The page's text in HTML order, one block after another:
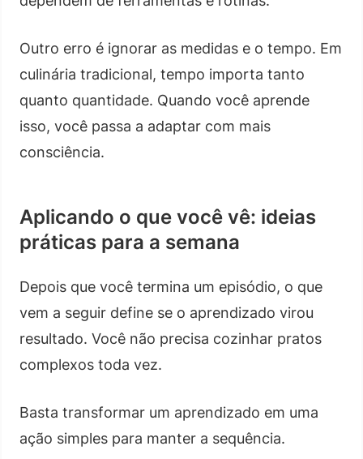
Outro erro é ignorar as medidas e o tempo. Em
culinária tradicional, tempo importa tanto
quanto quantidade. Quando você aprende
isso, você passa a adaptar com mais
consciência.
Aplicando o que você vê: ideias
práticas para a semana
Depois que você termina um episódio, o que
vem a seguir define se o aprendizado virou
resultado. Você não precisa cozinhar pratos
complexos toda vez.
Basta transformar um aprendizado em uma
ação simples para manter a sequência.